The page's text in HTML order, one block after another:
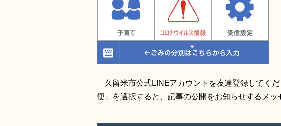
久留米市公式LINEアカウントを友達登録してく
便」を選択すると、記事の公開をお知らせするメッ